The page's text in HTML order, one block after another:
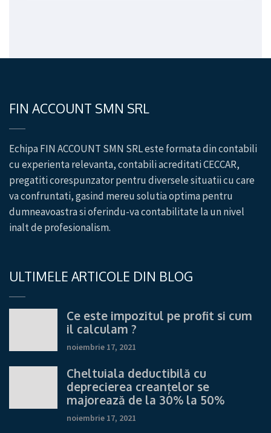
FIN ACCOUNT SMN SRL
Echipa FIN ACCOUNT SMN SRL este formata din contabili
cu experienta relevanta, contabili acreditati CECCAR,
pregatiti corespunzator pentru diversele situatii cu care
va confruntati, gasind mereu solutia optima pentru
dumneavoastra si oferindu-va contabilitate la un nivel
inalt de profesionalism.
ULTIMELE ARTICOLE DIN BLOG
Ce este impozitul pe profit si cum
il calculam ?
noiembrie 17, 2021
Cheltuiala deductibilă cu
deprecierea creanțelor se
majorează de la 30% la 50%
noiembrie 17, 2021